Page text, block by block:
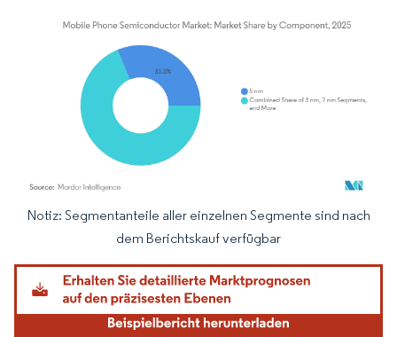
Bild © Mordor Intelligence. Wiederverwendung erfordert Namensnennung
Notiz: Segmentanteile aller einzelnen Segmente sind nach
dem Berichtskauf verfügbar